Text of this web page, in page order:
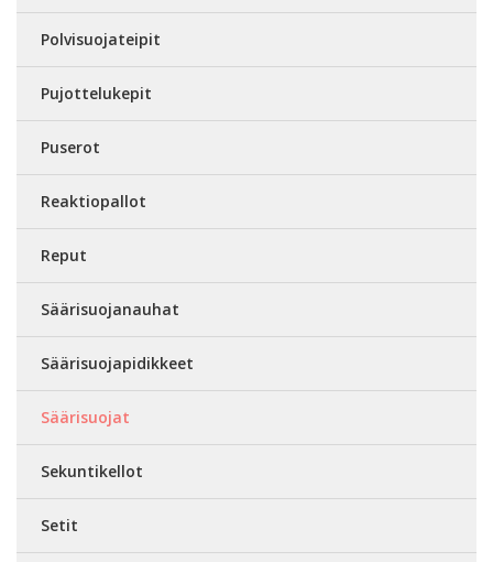
Polvisuojateipit
Pujottelukepit
Puserot
Reaktiopallot
Reput
Säärisuojanauhat
Säärisuojapidikkeet
Säärisuojat
Sekuntikellot
Setit